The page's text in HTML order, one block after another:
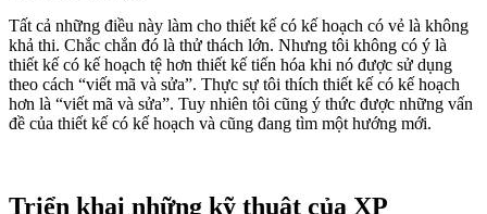
Tất cả những điều này làm cho thiết kế có kế hoạch có vẻ là không
khả thi. Chắc chắn đó là thử thách lớn. Nhưng tôi không có ý là
thiết kế có kế hoạch tệ hơn thiết kế tiến hóa khi nó được sử dụng
theo cách “viết mã và sửa”. Thực sự tôi thích thiết kế có kế hoạch
hơn là “viết mã và sửa”. Tuy nhiên tôi cũng ý thức được những vấn
đề của thiết kế có kế hoạch và cũng đang tìm một hướng mới.
Triển khai những kỹ thuật của XP